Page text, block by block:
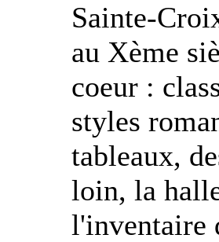
Sainte-
au Xème
coeur :
styles
tableaux,
loin, la
l'inventaire